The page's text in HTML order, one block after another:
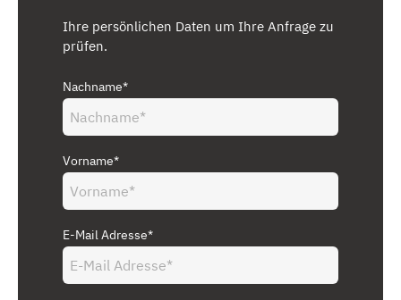
Ihre persönlichen Daten um Ihre Anfrage zu
prüfen.
Nachname*
Vorname*
E-Mail Adresse*